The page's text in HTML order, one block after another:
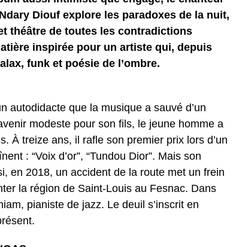
Diouf explore les paradoxes de la nuit,
théâtre de toutes les contradictions
inspirée pour un artiste qui, depuis
funk et poésie de l’ombre.
autodidacte que la musique a sauvé d’un
modeste pour son fils, le jeune homme a
À treize ans, il rafle son premier prix lors d’un
: “Voix d’or”, “Tundou Dior”. Mais son
en 2018, un accident de la route met un frein
la région de Saint-Louis au Fesnac. Dans
pianiste de jazz. Le deuil s’inscrit en